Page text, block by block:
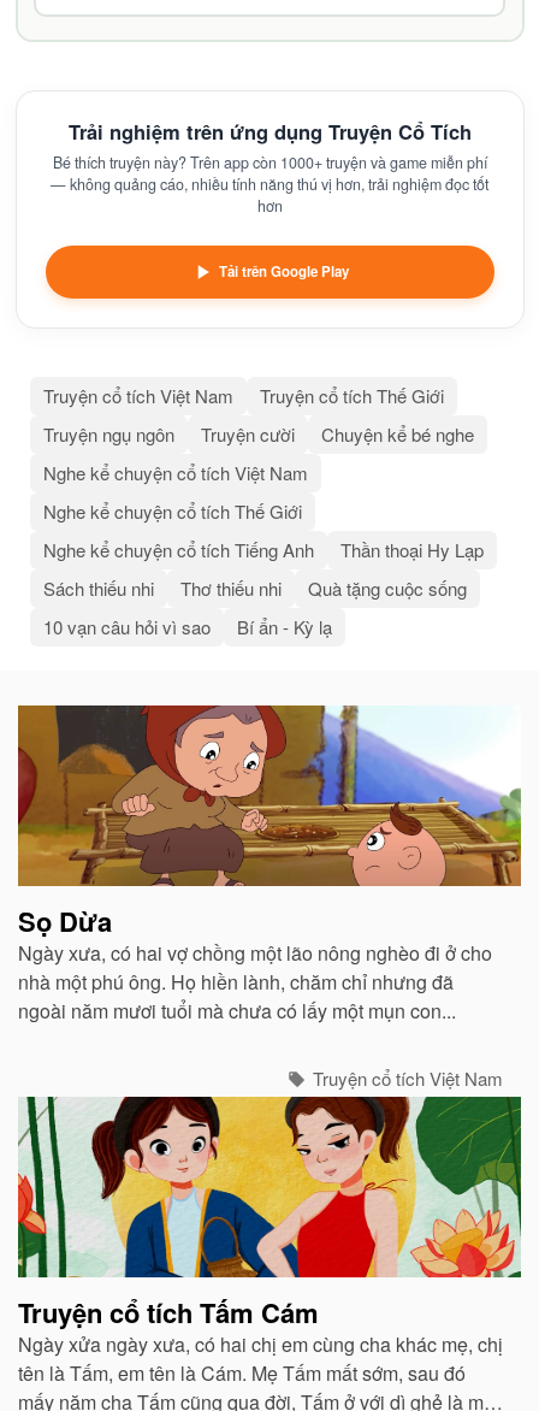
Trải nghiệm trên ứng dụng Truyện Cổ Tích
Bé thích truyện này? Trên app còn 1000+ truyện và game miễn phí
— không quảng cáo, nhiều tính năng thú vị hơn, trải nghiệm đọc tốt
hơn
Tải trên Google Play
Truyện cổ tích Việt Nam
Truyện cổ tích Thế Giới
Truyện ngụ ngôn
Truyện cười
Chuyện kể bé nghe
Nghe kể chuyện cổ tích Việt Nam
Nghe kể chuyện cổ tích Thế Giới
Nghe kể chuyện cổ tích Tiếng Anh
Thần thoại Hy Lạp
Sách thiếu nhi
Thơ thiếu nhi
Quà tặng cuộc sống
10 vạn câu hỏi vì sao
Bí ẩn - Kỳ lạ
Bài
viết
liên
quan
Sọ Dừa
Ngày xưa, có hai vợ chồng một lão nông nghèo đi ở cho
nhà một phú ông. Họ hiền lành, chăm chỉ nhưng đã
ngoài năm mươi tuổi mà chưa có lấy một mụn con...
Truyện cổ tích Việt Nam
Truyện cổ tích Tấm Cám
Ngày xửa ngày xưa, có hai chị em cùng cha khác mẹ, chị
tên là Tấm, em tên là Cám. Mẹ Tấm mất sớm, sau đó
mấy năm cha Tấm cũng qua đời, Tấm ở với dì ghẻ là mẹ